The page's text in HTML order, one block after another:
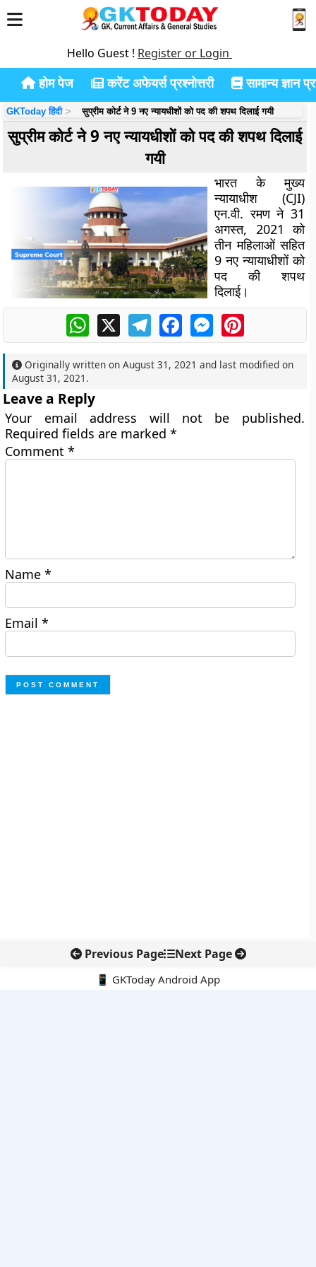
Hello Guest ! Register or Login
होम पेज करेंट अफेयर्स प्रश्नोत्तरी सामान्य ज्ञान
GKToday हिंदी सुप्रीम कोर्ट ने 9 नए न्यायधीशों को पद की शपथ दिलाई गयी
सुप्रीम कोर्ट ने 9 नए न्यायधीशों को पद की शपथ दिलाई
गयी
भारत के मुख्य
न्यायाधीश (CJI)
एन.वी. रमण ने 31
अगस्त, 2021 को
तीन महिलाओं सहित
9 नए न्यायाधीशों को
पद की शपथ
दिलाई।
WhatsApp
X TelegramFacebookMessengerPinterest
Originally written onAugust 31, 2021 and last modified on
August 31, 2021 .
Leave a Reply
Your email address will not be published.
Required fields are marked*
Comment*
Name*
Email*
Previous Page Next Page
📱 GKToday Android App